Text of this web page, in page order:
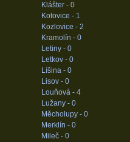
Klášter - 0
Kotovice - 1
Kozlovice - 2
Kramolín - 0
Letiny - 0
Letkov - 0
Líšina - 0
Lisov - 0
Louňová - 4
Lužany - 0
Měcholupy - 0
Merklín - 0
Mileč - 0